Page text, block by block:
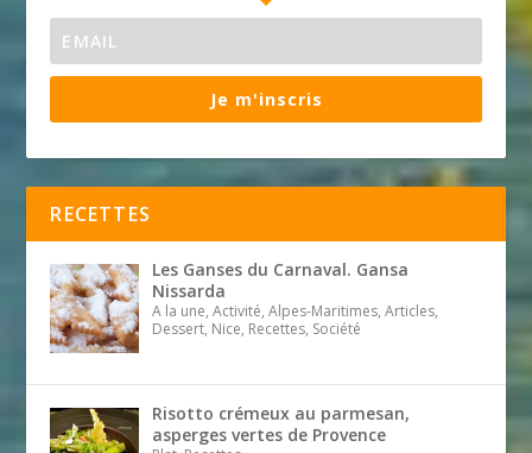
Je m'inscris
RECETTES
Les Ganses du Carnaval. Gansa
Nissarda
A la une, Activité, Alpes-Maritimes, Articles,
Dessert, Nice, Recettes, Société
Risotto crémeux au parmesan,
asperges vertes de Provence